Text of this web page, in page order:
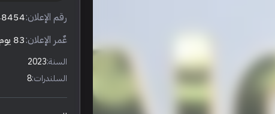
رقم الإعلان:
عٌمر الإعلان:83 يوم
السنة:2023
السلندرات:8